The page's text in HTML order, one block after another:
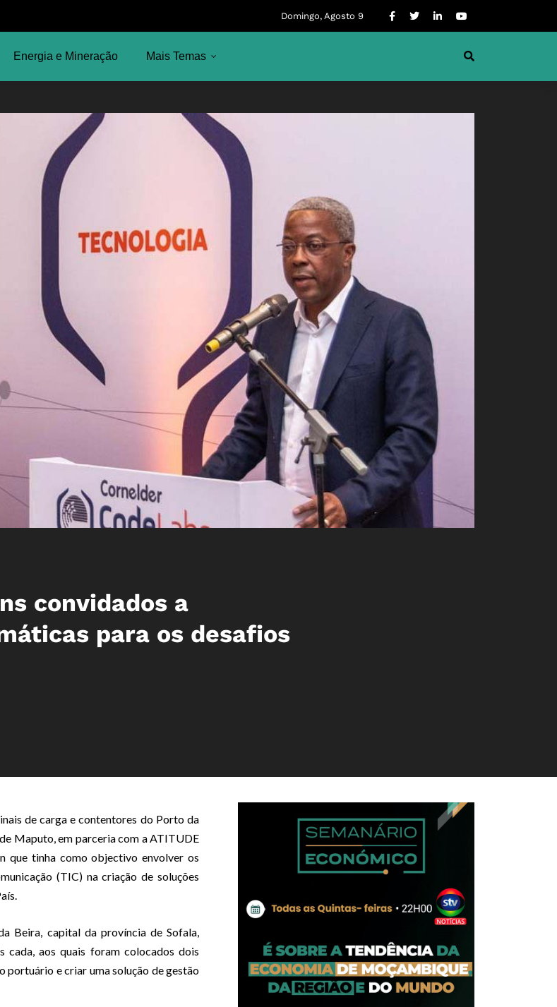
Domingo, Agosto 9
Energia e Mineração Mais Temas
convidados a
para os desafios
de carga e contentores do Porto da
Maputo, em parceria com a ATITUDE
que tinha como objectivo envolver os
(TIC) na criação de soluções
Beira, capital da província de Sofala,
aos quais foram colocados dois
portuário e criar uma solução de gestão